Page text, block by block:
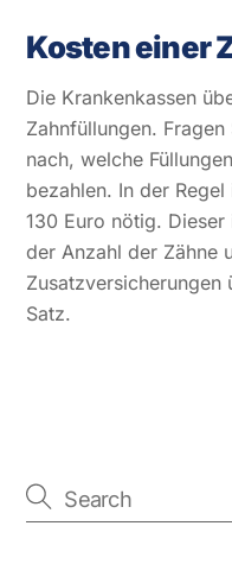
Kosten einer
Die Krankenkassen
Zahnfüllungen.
nach, welche
bezahlen. In der
130 Euro nötig.
der Anzahl der Zähne
Zusatzversicherungen
Satz.